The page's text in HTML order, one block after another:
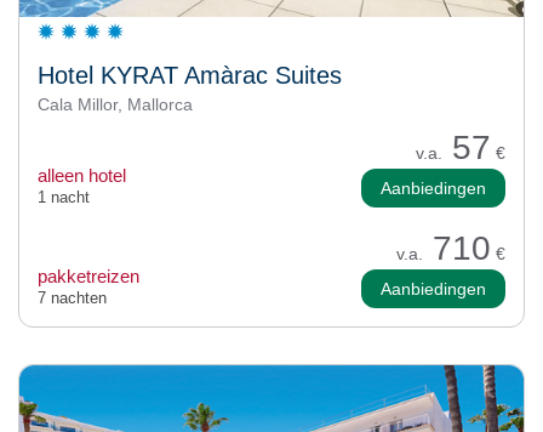
Hotel KYRAT Amàrac Suites
Cala Millor, Mallorca
v.a. 57 €
alleen hotel
1 nacht Aanbiedingen
v.a. 710 €
pakketreizen
7 nachten Aanbiedingen